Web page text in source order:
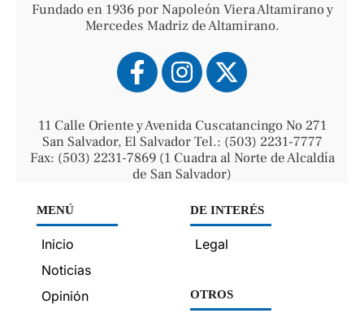
Fundado en 1936 por Napoleón Viera Altamirano y
Mercedes Madriz de Altamirano.
11 Calle Oriente y Avenida Cuscatancingo No 271
San Salvador, El Salvador Tel.: (503) 2231-7777
Fax: (503) 2231-7869 (1 Cuadra al Norte de Alcaldía
de San Salvador)
MENÚ
Inicio
Noticias
Opinión
DE INTERÉS
Legal
OTROS